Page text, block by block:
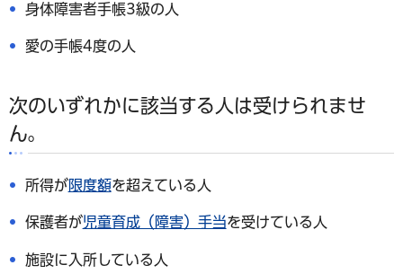
身体障害者手帳3級の人
愛の手帳4度の人
次のいずれかに該当する人は受けられませ
ん。
所得が限度額を超えている人
保護者が児童育成（障害）手当を受けている人
施設に入所している人